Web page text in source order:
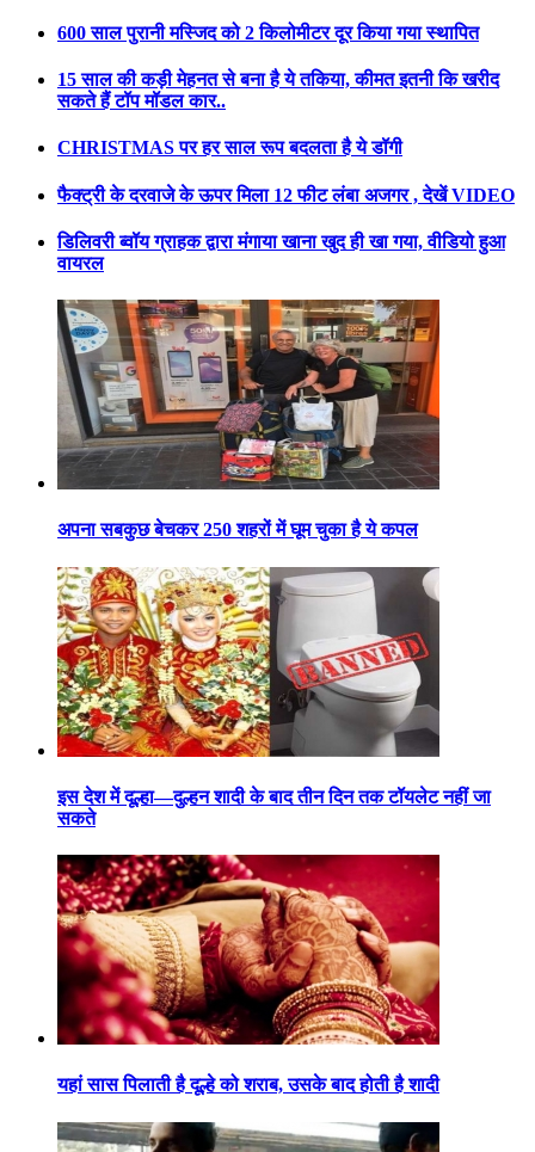
600 साल पुरानी मस्जिद को 2 किलोमीटर दूर किया गया स्थापित
15 साल की कड़ी मेहनत से बना है ये तकिया, कीमत इतनी कि खरीद
सकते हैं टॉप मॉडल कार..
CHRISTMAS पर हर साल रूप बदलता है ये डॉगी
फैक्ट्री के दरवाजे के ऊपर मिला 12 फीट लंबा अजगर , देखें VIDEO
डिलिवरी ब्वॉय ग्राहक द्वारा मंगाया खाना खुद ही खा गया, वीडियो हुआ
वायरल
अपना सबकुछ बेचकर 250 शहरों में घूम चुका है ये कपल
इस देश में दूल्हा—दुल्हन शादी के बाद तीन दिन तक टॉयलेट नहीं जा
सकते
यहां सास पिलाती है दूल्हे को शराब, उसके बाद होती है शादी